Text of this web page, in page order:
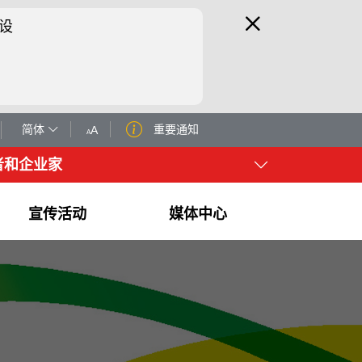
简体 AA 重要通知
和企业家
宣传活动 媒体中心